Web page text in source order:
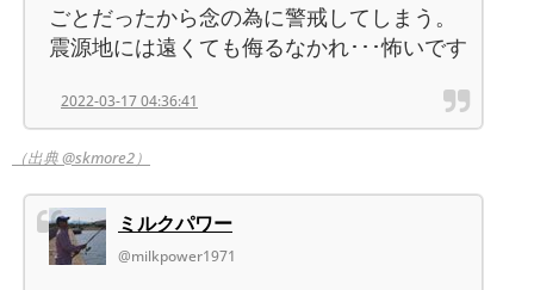
ごとだったから念の為に警戒してしまう。
震源地には遠くても侮るなかれ･･･怖いです
2022-03-17 04:36:41
（出典 @skmore2）
ミルクパワー
@milkpower1971